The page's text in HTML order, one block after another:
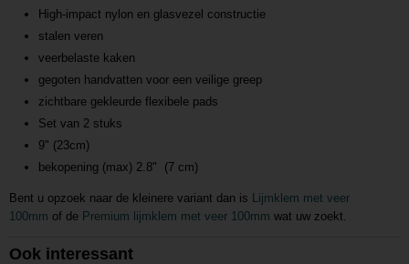
High-impact nylon en glasvezel constructie
stalen veren
veerbelaste kaken
gegoten handvatten voor een veilige greep
zichtbare gekleurde flexibele pads
Set van 2 stuks
9" (23cm)
bekopening (max) 2.8" (7 cm)
Bent u opzoek naar de kleinere variant dan is Lijmklem met veer
100mm of de Premium lijmklem met veer 100mm wat uw zoekt.
Ook interessant